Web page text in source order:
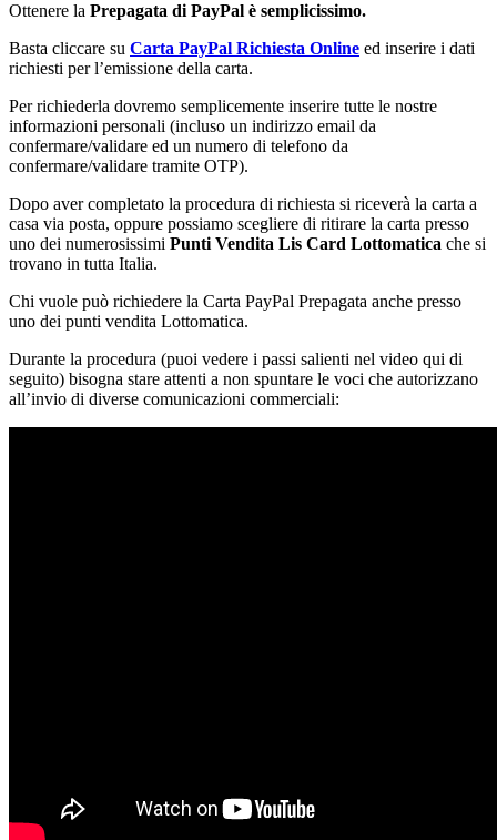
Ottenere la Prepagata di PayPal è semplicissimo.
Basta cliccare su Carta PayPal Richiesta Online ed inserire i dati
richiesti per l’emissione della carta.
Per richiederla dovremo semplicemente inserire tutte le nostre
informazioni personali (incluso un indirizzo email da
confermare/validare ed un numero di telefono da
confermare/validare tramite OTP).
Dopo aver completato la procedura di richiesta si riceverà la carta a
casa via posta, oppure possiamo scegliere di ritirare la carta presso
uno dei numerosissimi Punti Vendita Lis Card Lottomatica che si
trovano in tutta Italia.
Chi vuole può richiedere la Carta PayPal Prepagata anche presso
uno dei punti vendita Lottomatica.
Durante la procedura (puoi vedere i passi salienti nel video qui di
seguito) bisogna stare attenti a non spuntare le voci che autorizzano
all’invio di diverse comunicazioni commerciali: